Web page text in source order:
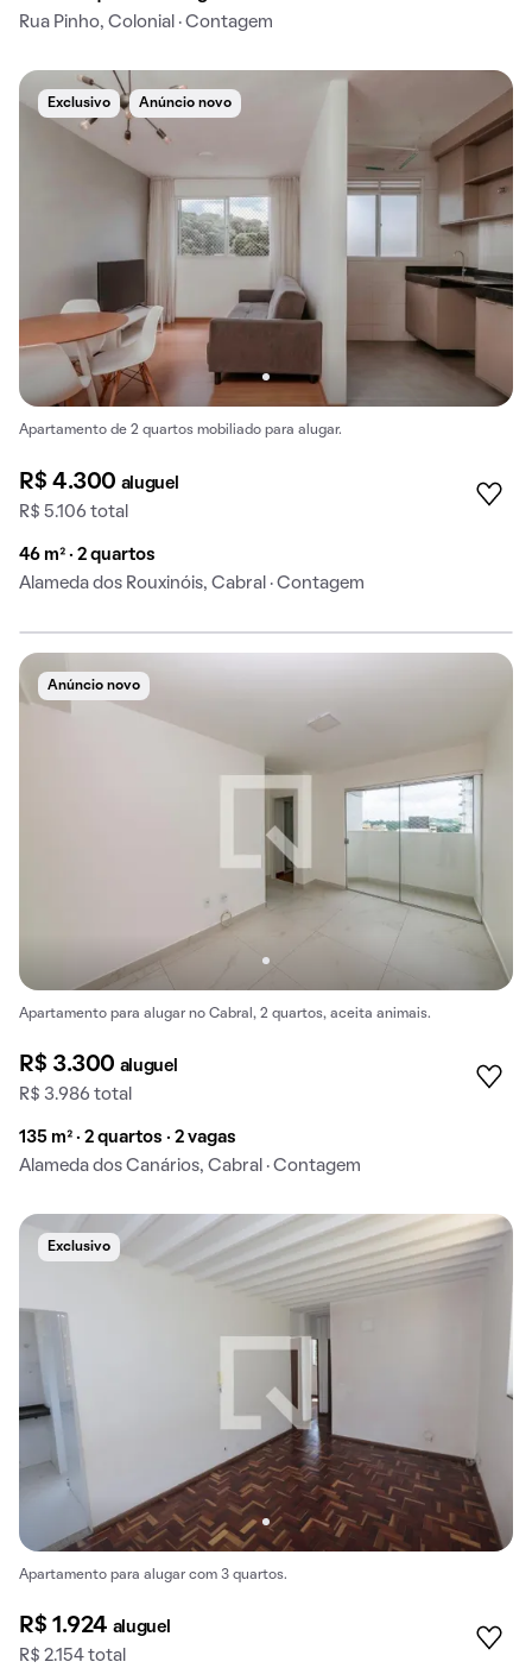
Rua Pinho, Colonial · Contagem
Exclusivo Anúncio novo
Apartamento de 2 quartos mobiliado para alugar.
R$ 4.300 aluguel
R$ 5.106 total
46 m² · 2 quartos
Alameda dos Rouxinóis, Cabral · Contagem
Anúncio novo
Apartamento para alugar no Cabral, 2 quartos, aceita animais.
R$ 3.300 aluguel
R$ 3.986 total
135 m² · 2 quartos · 2 vagas
Alameda dos Canários, Cabral · Contagem
Exclusivo
Apartamento para alugar com 3 quartos.
R$ 1.924 aluguel
R$ 2.154 total